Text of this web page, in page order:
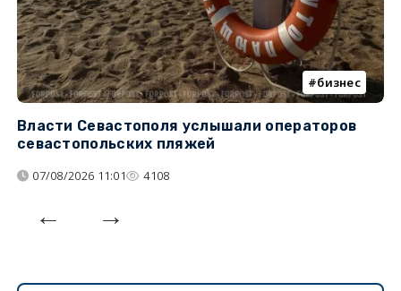
бизнес
Власти Севастополя услышали операторов
севастопольских пляжей
07/08/2026 11:01 4108